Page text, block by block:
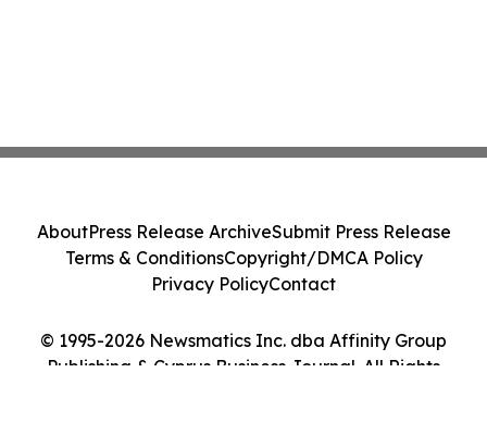
© 1995-2026 Newsmatics Inc. dba Affinity Group
Publishing & Cyprus Business Journal. All Rights
AboutPress Release ArchiveSubmit Press Release
Terms & ConditionsCopyright/DMCA Policy
Privacy PolicyContact